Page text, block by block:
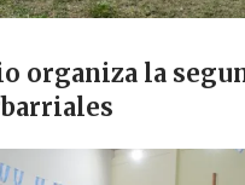
organiza la